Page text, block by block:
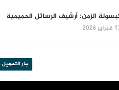
الزمن: أرشيف الرسائل الحميمية
2026
جار